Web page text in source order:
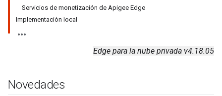
Servicios de monetización de Apigee Edge
Implementación local
Edge para la nube privada v4.18.05
Novedades